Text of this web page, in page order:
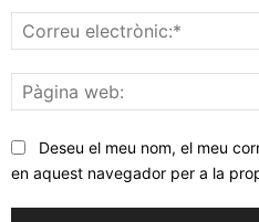
Deseu el meu nom, el meu
en aquest navegador per a la